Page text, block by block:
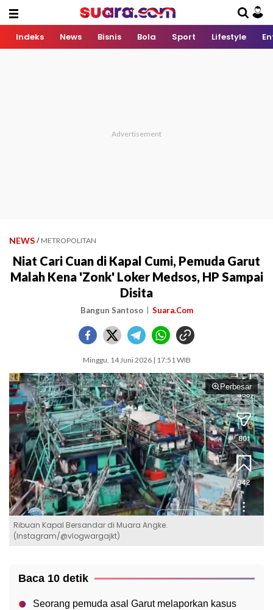
Indeks News Bisnis Bola Sport Lifestyle
NEWS / METROPOLITAN
Niat Cari Cuan di Kapal Cumi, Pemuda Garut
Malah Kena 'Zonk' Loker Medsos, HP Sampai
Disita
Bangun Santoso Suara.Com
Minggu, 14 Juni 2026 | 17:51 WIB
Perbesar
Ribuan Kapal Bersandar di Muara Angke.
(Instagram/@vlogwargajkt)
Baca 10 detik
Seorang pemuda asal Garut melaporkan kasus